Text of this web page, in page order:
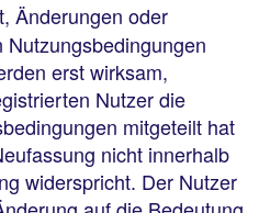
Änderungen oder
erst wirksam,
Nutzer die
mitgeteilt hat
nicht innerhalb
widerspricht. Der Nutzer